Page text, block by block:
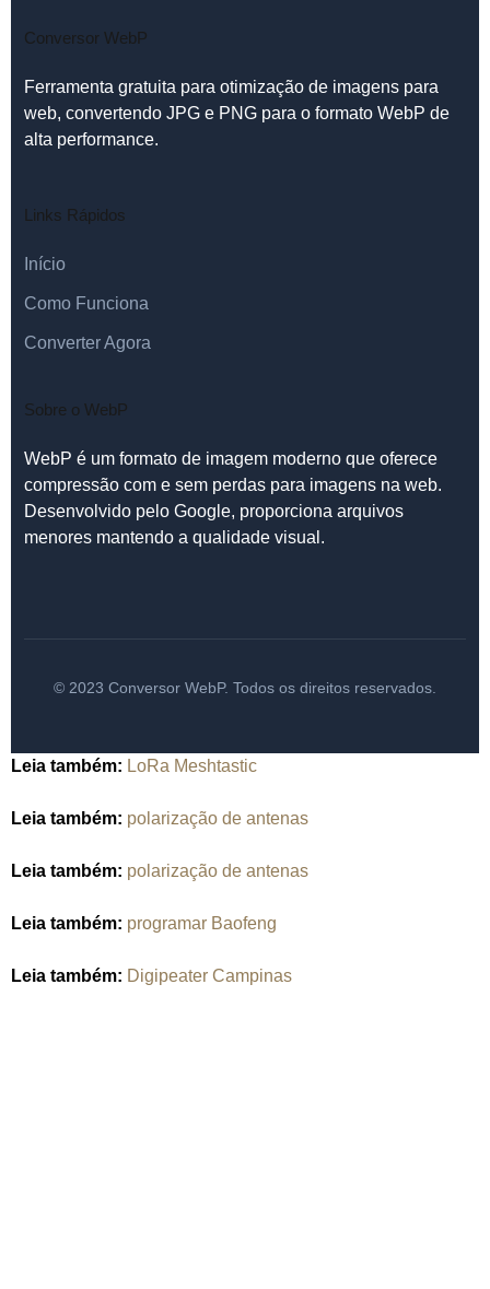
Conversor WebP
Ferramenta gratuita para otimização de imagens para
web, convertendo JPG e PNG para o formato WebP de
alta performance.
Links Rápidos
Início
Como Funciona
Converter Agora
Sobre o WebP
WebP é um formato de imagem moderno que oferece
compressão com e sem perdas para imagens na web.
Desenvolvido pelo Google, proporciona arquivos
menores mantendo a qualidade visual.
© 2023 Conversor WebP. Todos os direitos reservados.
Leia também: LoRa Meshtastic
Leia também: polarização de antenas
Leia também: polarização de antenas
Leia também: programar Baofeng
Leia também: Digipeater Campinas